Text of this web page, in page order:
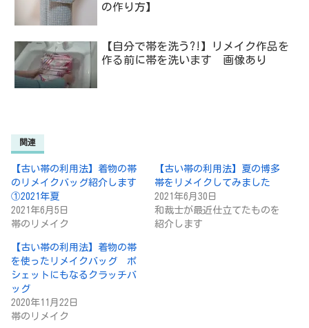
の作り方】
【自分で帯を洗う?!】リメイク作品を
作る前に帯を洗います 画像あり
関連
【古い帯の利用法】着物の帯
のリメイクバッグ紹介します
①2021年夏
2021年6月5日
帯のリメイク
【古い帯の利用法】夏の博多
帯をリメイクしてみました
2021年6月30日
和裁士が最近仕立てたものを
紹介します
【古い帯の利用法】着物の帯
を使ったリメイクバッグ ポ
シェットにもなるクラッチバ
ッグ
2020年11月22日
帯のリメイク